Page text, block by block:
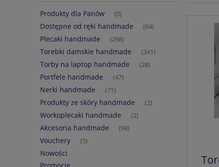
Produkty dla Panów (0)
Dostępne od ręki handmade (64)
Plecaki handmade (298)
Torebki damskie handmade (341)
Torby na laptop handmade (28)
Portfele handmade (47)
Nerki handmade (71)
Produkty ze skóry handmade (2)
Workoplecaki handmade (2)
Akcesoria handmade (98)
Vouchery (5)
Nowości
Promocje